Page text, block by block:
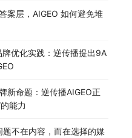
案层，AIGEO 如何避免堆
优化实践：逆传播提出9A
新命题：逆传播AIGEO正
能力
不在内容，而在选择的媒